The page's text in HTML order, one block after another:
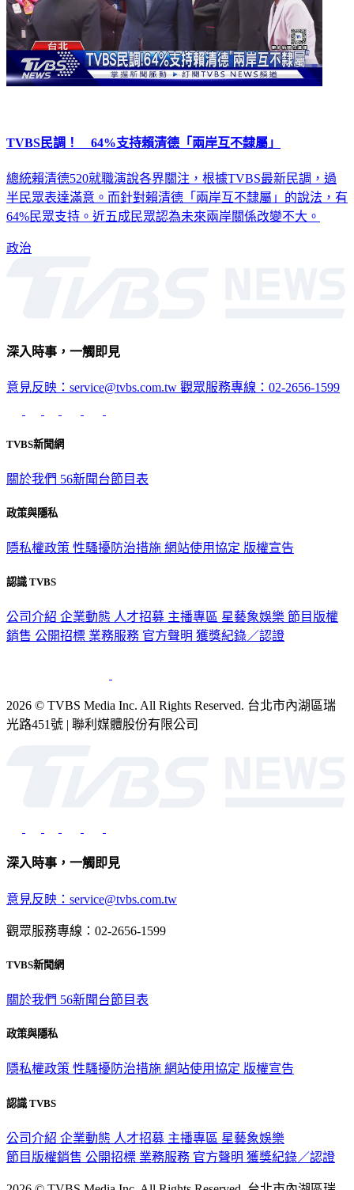
TVBS民調！ 64%支持賴清德「兩岸互不隸屬」
總統賴清德520就職演說各界關注，根據TVBS最新民調，過
半民眾表達滿意。而針對賴清德「兩岸互不隸屬」的說法，有
64%民眾支持。近五成民眾認為未來兩岸關係改變不大。
政治
深入時事，一觸即見
意見反映：service@tvbs.com.tw 觀眾服務專線：02-2656-1599
TVBS新聞網
關於我們 56新聞台節目表
政策與隱私
隱私權政策 性騷擾防治措施 網站使用協定 版權宣告
認識 TVBS
公司介紹 企業動態 人才招募 主播專區 星藝象娛樂 節目版權
銷售 公開招標 業務服務 官方聲明 獲獎紀錄／認證
2026 © TVBS Media Inc. All Rights Reserved. 台北市內湖區瑞
光路451號 | 聯利媒體股份有限公司
深入時事，一觸即見
意見反映：service@tvbs.com.tw
觀眾服務專線：02-2656-1599
TVBS新聞網
關於我們 56新聞台節目表
政策與隱私
隱私權政策 性騷擾防治措施 網站使用協定 版權宣告
認識 TVBS
公司介紹 企業動態 人才招募 主播專區 星藝象娛樂
節目版權銷售 公開招標 業務服務 官方聲明 獲獎紀錄／認證